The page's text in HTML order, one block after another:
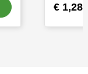
€ 1,28